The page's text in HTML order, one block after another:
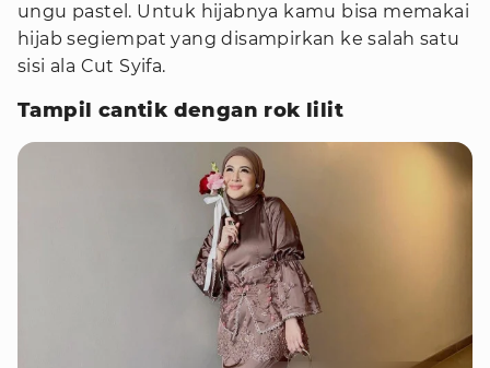
ungu pastel. Untuk hijabnya kamu bisa memakai
hijab segiempat yang disampirkan ke salah satu
sisi ala Cut Syifa.
Tampil cantik dengan rok lilit